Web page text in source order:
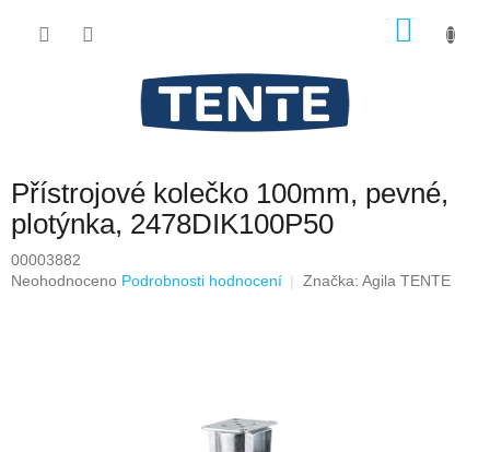
Přístrojové kolečko 100mm, pevné,
plotýnka, 2478DIK100P50
00003882
Průměrné
Neohodnoceno Podrobnosti hodnocení Značka: Agila TENTE